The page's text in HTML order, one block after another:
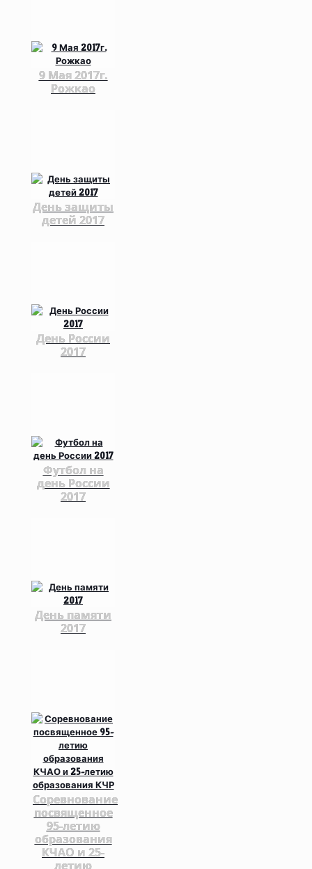
9 Мая 2017г.
Рожкао
День защиты
детей 2017
День России
2017
Футбол на
день России
2017
День памяти
2017
Соревнование
посвященное
95-летию
образования
КЧАО и 25-
летию